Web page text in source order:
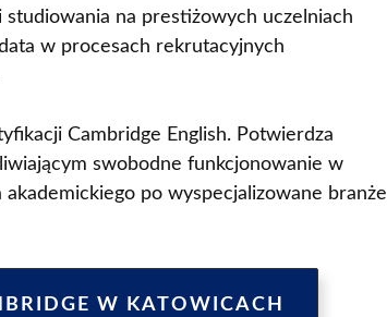
na prestiżowych uczelniach
w procesach rekrutacyjnych
Cambridge English. Potwierdza
swobodne funkcjonowanie w
po wyspecjalizowane branże
W KATOWICACH